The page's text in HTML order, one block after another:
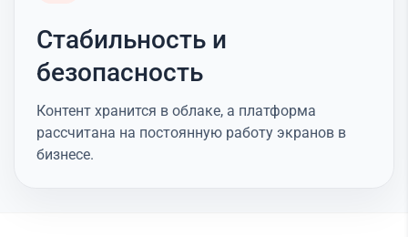
Стабильность и
безопасность
Контент хранится в облаке, а платформа
рассчитана на постоянную работу экранов в
бизнесе.